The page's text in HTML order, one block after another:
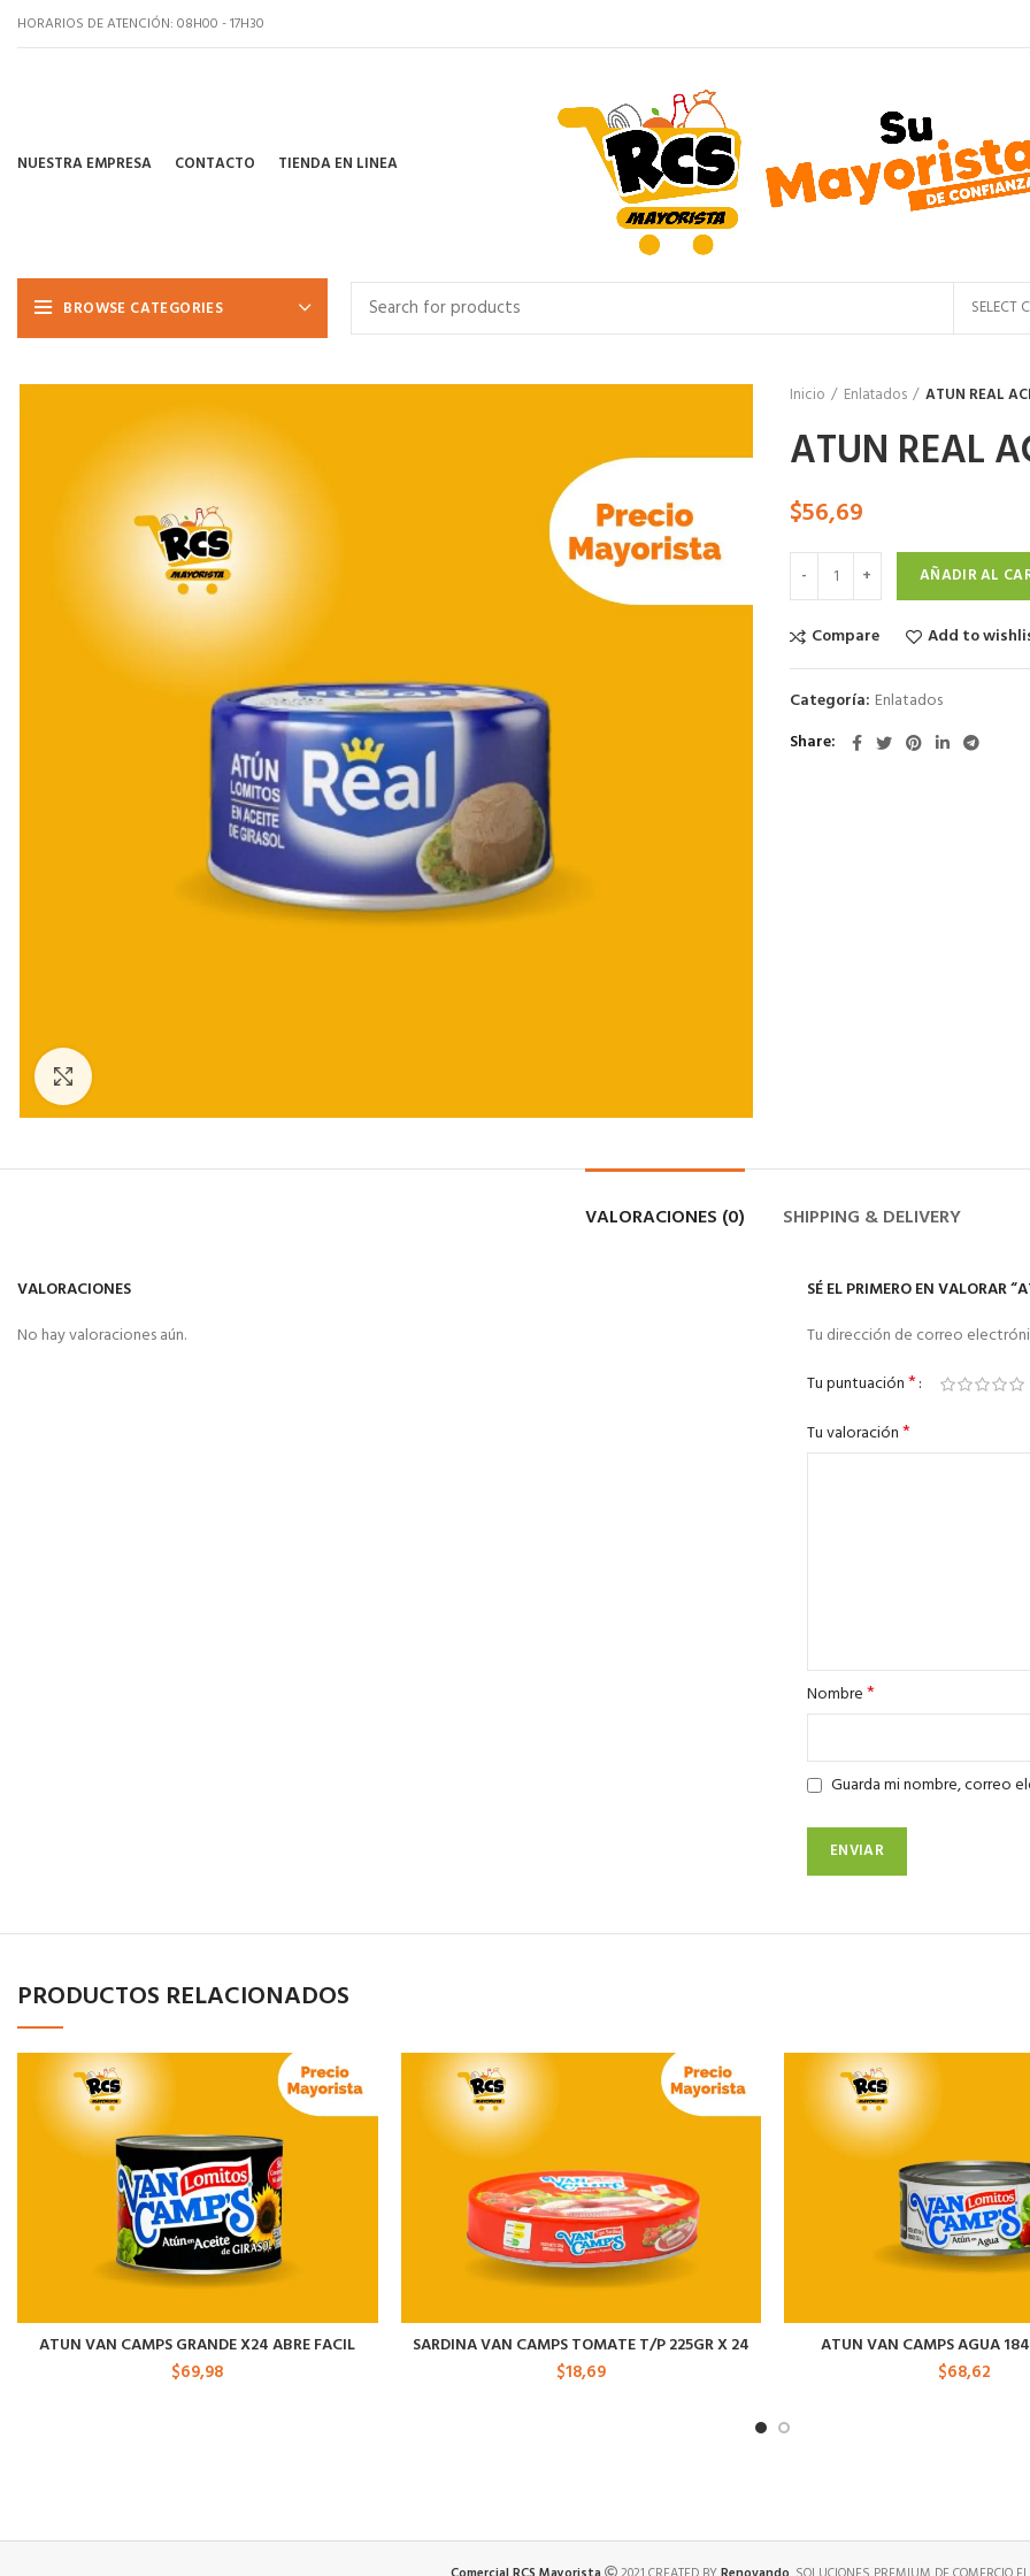
HORARIOS DE ATENCIÓN: 08H00 - 17H30
NUESTRA EMPRESA CONTACTO TIENDA EN LINEA
BROWSE CATEGORIES SELECT
Inicio Enlatados ATUN REAL
ATUN REAL
$56,69
AÑADIR AL
Compare Add to
Categoría: Enlatados
Share
VALORACIONES (0) SHIPPING & DELIVERY
VALORACIONES
No hay valoraciones aún.
SÉ EL PRIMERO EN VALORAR
Tu dirección de correo
Tu puntuación*
Tu valoración*
Nombre*
Guarda mi nombre, correo
PRODUCTOS RELACIONADOS
ATUN VAN CAMPS GRANDE X24 ABRE FACIL
$69,98
SARDINA VAN CAMPS TOMATE T/P 225GR X 24
$18,69
ATUN VAN CAMPS AGUA
$68,62